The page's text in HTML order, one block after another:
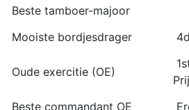
Beste tamboer-majoor
Mooiste bordjesdrager
Oude exercitie (OE)
Beste commandant OE